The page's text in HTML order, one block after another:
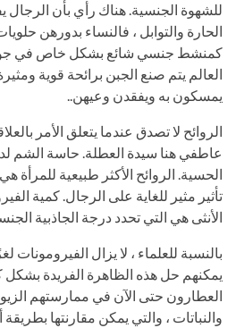
للشهوة الجنسية. هناك رأي بأن
الحارة والتوابل ، فالنساء بدورهن
كمنشط جنسي شائع بشكل خاص في
العالم يتم صنع الجبن برائحة قوية
يمسكون به ويفقدن وعيهن..
الروائح لا تصدق عندما يتعلق الأمر
عاطفي هنا سيدة العطلة. حاسة الشم
الحسية. الروائح الأكثر طبيعية للمرأة
تأثير مثير للغاية على الرجال. كمية
الأنثى هي التي تحدد درجة الجاذبية
بالنسبة للعلماء ، لا يزال الفيرومونات
يمكنهم حل هذه الظاهرة الفريدة
العطارون حتى الآن في ممارستهم
والنباتات ، والتي يمكن مقارنتها